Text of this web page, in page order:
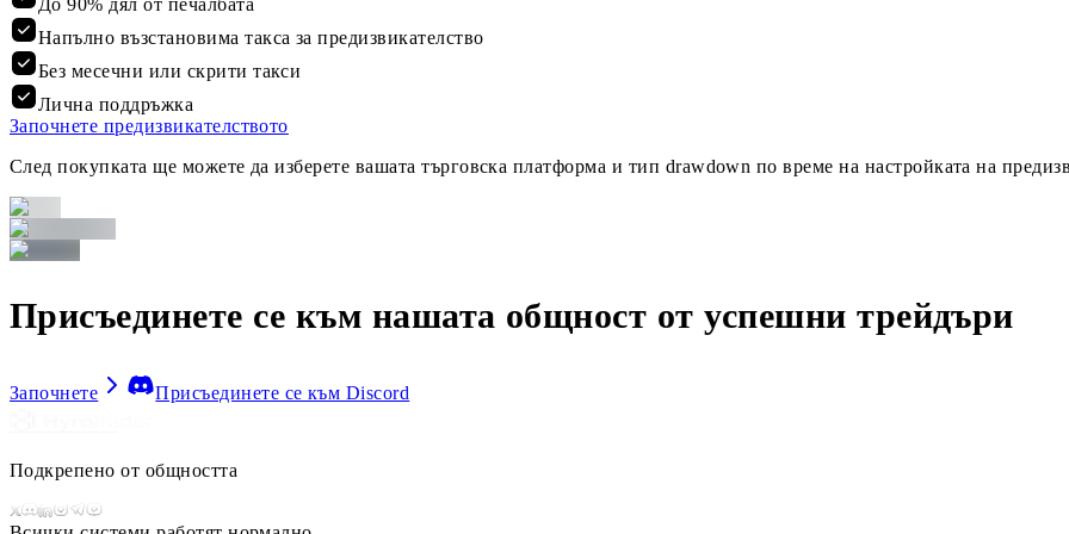
До 90% дял от печалбата
Напълно възстановима такса за предизвикателство
Без месечни или скрити такси
Лична поддръжка
Започнете предизвикателството
След покупката ще можете да изберете вашата търговска платформа и тип drawdown по време на настройката на
Присъединете се към нашата общност от успешни трейдъри
Започнете Присъединете се към Discord
Подкрепено от общността